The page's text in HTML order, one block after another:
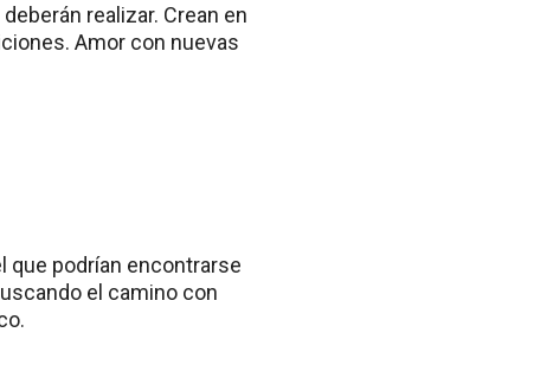
realizar. Crean en
Amor con nuevas
que podrían encontrarse
el camino con